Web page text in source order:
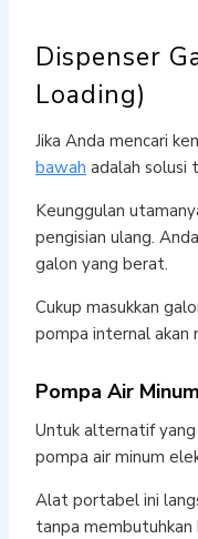
Dispenser
Loading)
Jika Anda mencari
bawah adalah solusi
Keunggulan
pengisian ulang.
galon yang berat.
Cukup masukkan
pompa internal akan
Pompa Air
Untuk alternatif
pompa air minum
Alat portabel ini
tanpa membutuhkan